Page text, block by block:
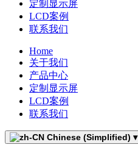
定制显示屏
LCD案例
联系我们
Home
关于我们
产品中心
定制显示屏
LCD案例
联系我们
Chinese (Simplified) ▾